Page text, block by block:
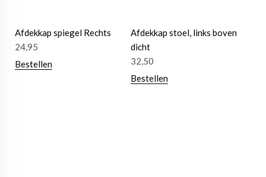
Afdekkap spiegel Rechts
24,95
Bestellen
Afdekkap stoel, links boven
dicht
32,50
Bestellen